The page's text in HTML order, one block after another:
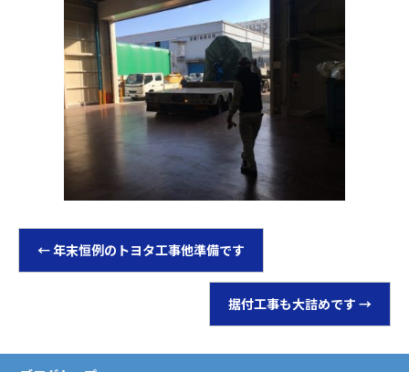
←年末恒例のトヨタ工事他準備です
据付工事も大詰めです →